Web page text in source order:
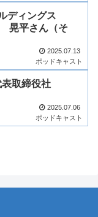
ディングス
晃平さん（そ
2025.07.13
ポッドキャスト
取締役社
2025.07.06
ポッドキャスト